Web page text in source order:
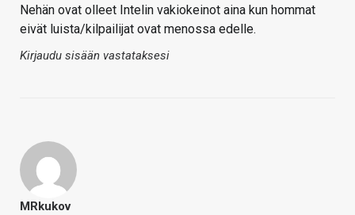
Nehän ovat olleet Intelin vakiokeinot aina kun hommat
eivät luista/kilpailijat ovat menossa edelle.
Kirjaudu sisään vastataksesi
MRkukov